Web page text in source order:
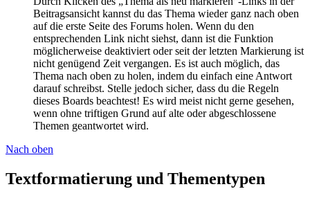
Beitragsansicht kannst du das Thema wieder ganz nach oben
auf die erste Seite des Forums holen. Wenn du den
entsprechenden Link nicht siehst, dann ist die Funktion
möglicherweise deaktiviert oder seit der letzten Markierung ist
nicht genügend Zeit vergangen. Es ist auch möglich, das
Thema nach oben zu holen, indem du einfach eine Antwort
darauf schreibst. Stelle jedoch sicher, dass du die Regeln
dieses Boards beachtest! Es wird meist nicht gerne gesehen,
wenn ohne triftigen Grund auf alte oder abgeschlossene
Themen geantwortet wird.
Nach oben
Textformatierung und Thementypen